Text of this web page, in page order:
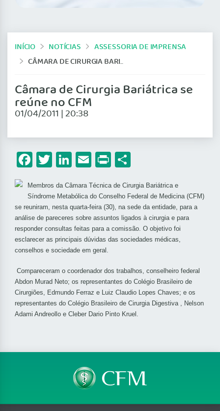
INÍCIO NOTÍCIAS
ASSESSORIA DE IMPRENSA
CÂMARA DE CIRURGIA BARIÁTRICA SE REÚNE NO CFM
Câmara de Cirurgia Bariátrica se
reúne no CFM
01/04/2011 | 20:38
Facebook
Twitter
LinkedIn
Email
Print
Membros da Câmara Técnica de Cirurgia Bariátrica e
Síndrome Metabólica do Conselho Federal de Medicina (CFM)
se reuniram, nesta quarta-feira (30), na sede da entidade, para a
análise de pareceres sobre assuntos ligados à cirurgia e para
responder consultas feitas para a comissão. O objetivo foi
esclarecer as principais dúvidas das sociedades médicas,
conselhos e sociedade em geral.
Compareceram o coordenador dos trabalhos, conselheiro federal
Abdon Murad Neto; os representantes do Colégio Brasileiro de
Cirurgiões, Edmundo Ferraz e Luiz Claudio Lopes Chaves; e os
representantes do Colégio Brasileiro de Cirurgia Digestiva , Nelson
Adami Andreollo e Cleber Dario Pinto Kruel.